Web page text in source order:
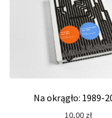
Na okrągło: 1989-
10,00 zł